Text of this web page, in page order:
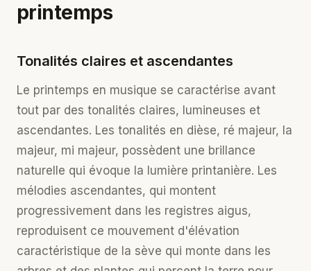
printemps
Tonalités claires et ascendantes
Le printemps en musique se caractérise avant
tout par des tonalités claires, lumineuses et
ascendantes. Les tonalités en dièse, ré majeur, la
majeur, mi majeur, possèdent une brillance
naturelle qui évoque la lumière printanière. Les
mélodies ascendantes, qui montent
progressivement dans les registres aigus,
reproduisent ce mouvement d'élévation
caractéristique de la sève qui monte dans les